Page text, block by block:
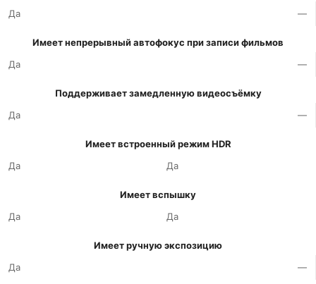
Да
—
Имеет непрерывный автофокус при записи фильмов
Да
—
Поддерживает замедленную видеосъёмку
Да
—
Имеет встроенный режим HDR
Да
Да
Имеет вспышку
Да
Да
Имеет ручную экспозицию
Да
—